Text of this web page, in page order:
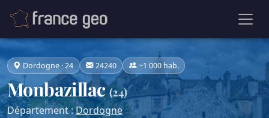
Dordogne · 24 24240 ~1 000 hab.
Monbazillac(24)
Département :Dordogne